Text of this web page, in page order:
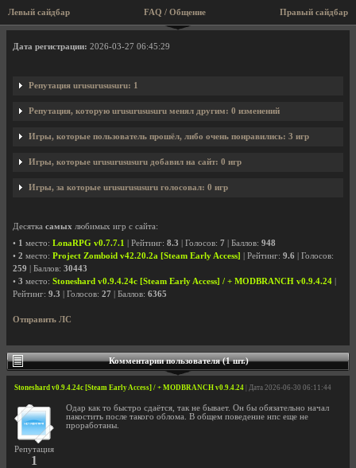
Левый сайдбар Правый сайдбар
FAQ / Общение
Профиль пользователя urusurususuru
Дата регистрации: 2026-03-27 06:45:29
Репутация urusurususuru: 1
Репутация, которую urusurususuru менял другим: 0 изменений
Игры, которые пользователь прошёл, либо очень понравились: 3 игр
Игры, которые urusurususuru добавил на сайт: 0 игр
Игры, за которые urusurususuru голосовал: 0 игр
Десятка самых любимых игр с сайта:
• 1 место: LonaRPG v0.7.7.1 | Рейтинг: 8.3 | Голосов: 7 | Баллов: 948
• 2 место: Project Zomboid v42.20.2a [Steam Early Access] | Рейтинг: 9.6 | Голосов:
259 | Баллов: 30443
• 3 место: Stoneshard v0.9.4.24c [Steam Early Access] / + MODBRANCH v0.9.4.24
Рейтинг: 9.3 | Голосов: 27 | Баллов: 6365
Отправить ЛС
Комментарии пользователя (1 шт.)
Stoneshard v0.9.4.24c [Steam Early Access] / + MODBRANCH v0.9.4.24 | Дата 2026-06-30 06:11:44
Репутация
1
Одар как то быстро сдаётся, так не бывает. Он бы обязательно начал
пакостить после такого облома. В общем поведение нпс еще не
проработаны.